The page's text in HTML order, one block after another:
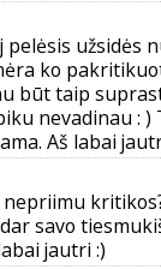
užsidės
ko
būt taip
nevadinau : )
Aš labai
savo
jautri :)